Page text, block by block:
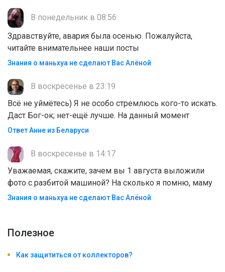
В понедельник в 08:56
Здравствуйте, авария была осенью. Пожалуйста,
читайте внимательнее наши посты
Знания о маньхуа не сделают Вас Алëной
В воскресенье в 23:19
Всё не уймётесь) Я не особо стремлюсь кого-то искать.
Даст Бог-ок; нет-ещё лучше. На данный момент
Ответ Анне из Беларуси
В воскресенье в 14:17
Уважаемая, скажите, зачем вы 1 августа выложили
фото с разбитой машиной? На сколько я помню, маму
Знания о маньхуа не сделают Вас Алëной
Полезноe
Как защититься от коллекторов?